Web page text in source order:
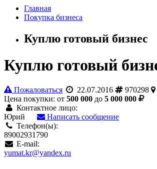
Главная
Покупка бизнеса
Куплю готовый бизнес
Куплю готовый
Пожаловаться 22.07.2016 970298
Цена покупки: от 500 000 до 5 000 000
Контактное лицо:
Юрий
Написать сообщение
Телефон(ы):
89002931790
E-mail:
yumat.kr@yandex.ru